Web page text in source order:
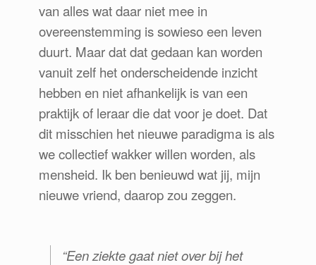
van alles wat daar niet mee in
overeenstemming is sowieso een leven
duurt. Maar dat dat gedaan kan worden
vanuit zelf het onderscheidende inzicht
hebben en niet afhankelijk is van een
praktijk of leraar die dat voor je doet. Dat
dit misschien het nieuwe paradigma is als
we collectief wakker willen worden, als
mensheid. Ik ben benieuwd wat jij, mijn
nieuwe vriend, daarop zou zeggen.
“Een ziekte gaat niet over bij het